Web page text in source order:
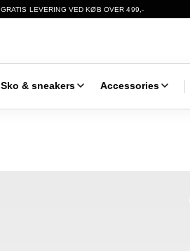
GRATIS LEVERING VED KØB OVER 499,-
Sko & sneakers Accessories